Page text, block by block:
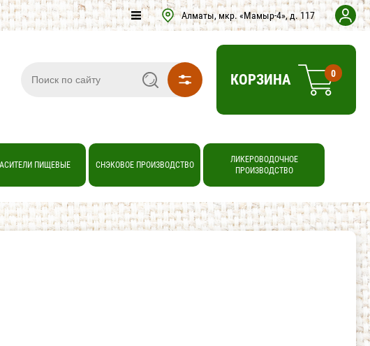
Алматы, мкр. «Мамыр-4», д. 117
КОРЗИНА 0
ПИЩЕВЫЕ СНЭКОВОЕ ПРОИЗВОДСТВО
ЛИКЕРОВОДОЧНОЕ
ПРОИЗВОДСТВО